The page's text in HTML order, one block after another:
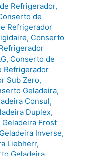
Refrigerador,
de
Refrigerador
, Conserto
, Conserto de
Refrigerador
Sub Zero,
Geladeira,
Consul,
Duplex,
Frost
Inverse,
Liebherr,